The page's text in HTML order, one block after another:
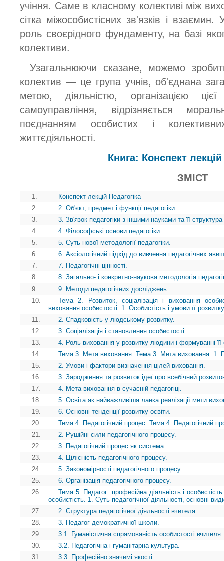
учіння. Саме в класному колективі між
сітка міжособистісних зв'язків і
роль своєрідного фундаменту, на базі
колективи.
Узагальнюючи сказане, можемо
колектив — це група учнів, об'єднана
метою, діяльністю, організацією
самоуправління, відрізняється
поєднанням особистих і
життєдіяльності.
Книга: Конспект лекцій
ЗМІСТ
1.
Конспект лекцій Педагогіка
2.
2. Об'єкт, предмет і функції педагогіки.
3.
3. Зв'язок педагогіки з іншими науками та її структура
4.
4. Філософські основи педагогіки.
5.
5. Суть нової методології педагогіки.
6.
6. Аксіологічний підхід до вивчення педагогічних
7.
7. Педагогічні цінності.
8.
8. Загально- і конкретно-наукова методологія
9.
9. Методи педагогічних досліджень.
10.
Тема 2. Розвиток, соціалізація і виховання
виховання особистості. 1. Особистість і умови її розвитку
11.
2. Спадковість у людському розвитку.
12.
3. Соціалізація і становлення особистості.
13.
4. Роль виховання у розвитку людини і формуванні її
14.
Тема 3. Мета виховання. Тема 3. Мета виховання. 1.
15.
2. Умови і фактори визначення цілей виховання.
16.
3. Зародження та розвиток ідеї про всебічний
17.
4. Мета виховання в сучасній педагогіці.
18.
5. Освіта як найважливіша ланка реалізації мети
19.
6. Основні тенденції розвитку освіти.
20.
Тема 4. Педагогічний процес. Тема 4. Педагогічний
21.
2. Рушійні сили педагогічного процесу.
22.
3. Педагогічний процес як система.
23.
4. Цілісність педагогічного процесу.
24.
5. Закономірності педагогічного процесу.
25.
6. Організація педагогічного процесу.
26.
Тема 5. Педагог: професійна діяльність і
особистість. 1. Суть педагогічної діяльності, основні
27.
2. Структура педагогічної діяльності вчителя.
28.
3. Педагог демократичної школи.
29.
3.1. Гуманістична спрямованість особистості вчителя.
30.
3.2. Педагогічна і гуманітарна культура.
31.
3.3. Професійно значимі якості.